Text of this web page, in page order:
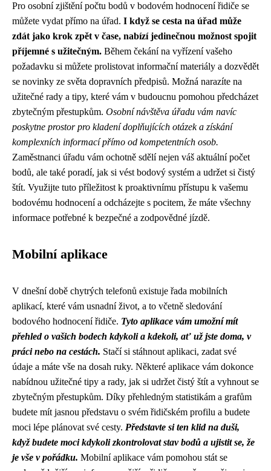
Pro osobní zjištění počtu bodů v bodovém hodnocení řidiče se
můžete vydat přímo na úřad. I když se cesta na úřad může
zdát jako krok zpět v čase, nabízí jedinečnou možnost spojit
příjemné s užitečným. Během čekání na vyřízení vašeho
požadavku si můžete prolistovat informační materiály a dozvědět
se novinky ze světa dopravních předpisů. Možná narazíte na
užitečné rady a tipy, které vám v budoucnu pomohou předcházet
zbytečným přestupkům. Osobní návštěva úřadu vám navíc
poskytne prostor pro kladení doplňujících otázek a získání
komplexních informací přímo od kompetentních osob.
Zaměstnanci úřadu vám ochotně sdělí nejen váš aktuální počet
bodů, ale také poradí, jak si vést bodový systém a udržet si čistý
štít. Využijte tuto příležitost k proaktivnímu přístupu k vašemu
bodovému hodnocení a odcházejte s pocitem, že máte všechny
informace potřebné k bezpečné a zodpovědné jízdě.
Mobilní aplikace
V dnešní době chytrých telefonů existuje řada mobilních
aplikací, které vám usnadní život, a to včetně sledování
bodového hodnocení řidiče. Tyto aplikace vám umožní mít
přehled o vašich bodech kdykoli a kdekoli, ať už jste doma, v
práci nebo na cestách. Stačí si stáhnout aplikaci, zadat své
údaje a máte vše na dosah ruky. Některé aplikace vám dokonce
nabídnou užitečné tipy a rady, jak si udržet čistý štít a vyhnout se
zbytečným přestupkům. Díky přehledným statistikám a grafům
budete mít jasnou představu o svém řidičském profilu a budete
moci lépe plánovat své cesty. Představte si ten klid na duši,
když budete moci kdykoli zkontrolovat stav bodů a ujistit se, že
je vše v pořádku. Mobilní aplikace vám pomohou stát se